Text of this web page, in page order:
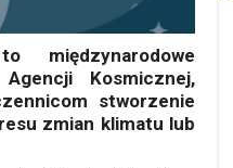
międzynarodowe
Kosmicznej,
stworzenie
zmian klimatu lub